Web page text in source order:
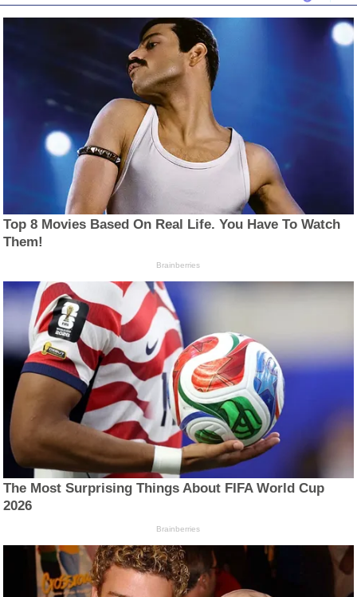
Top 8 Movies Based On Real Life. You Have To Watch
Them!
Brainberries
The Most Surprising Things About FIFA World Cup
2026
Brainberries